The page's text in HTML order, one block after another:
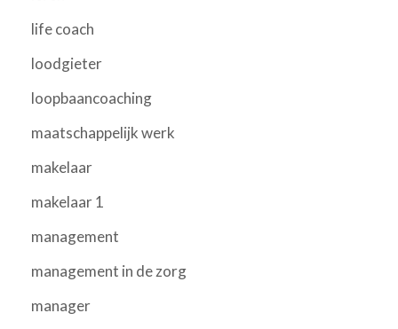
life coach
loodgieter
loopbaancoaching
maatschappelijk werk
makelaar
makelaar 1
management
management in de zorg
manager